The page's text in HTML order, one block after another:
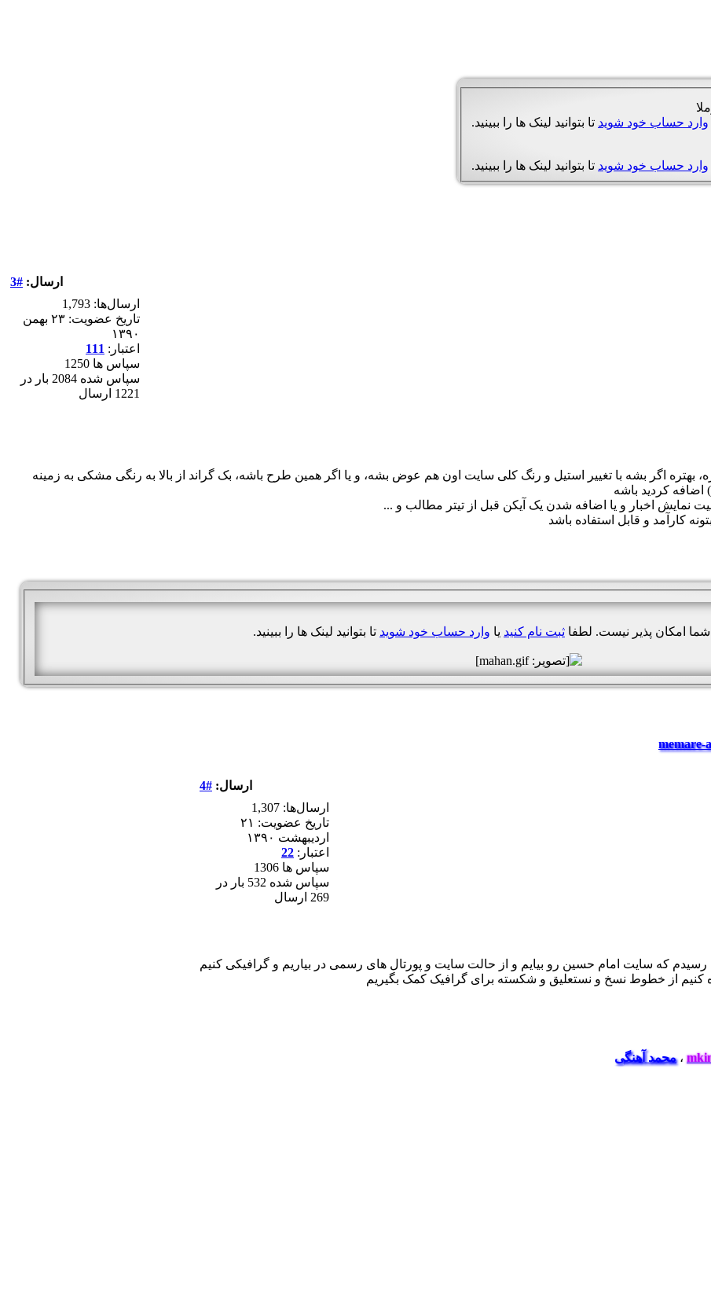
وارد حساب خود شوید تا بتوانید لینک ها را ببینید.
وارد حساب خود شوید تا بتوانید لینک ها را ببینید.
ارسال: #3
ارسال‌ها: 1,793
تاریخ عضویت: ۲۳ بهمن
۱۳۹۰
اعتبار: 111
سپاس ها 1250
سپاس شده 2084 بار در
1221 ارسال
بهتره اگر بشه با تغییر استیل و رنگ کلی سایت اون هم عوض بشه، و یا اگر همین طرح باشه، بک گراند از بالا به رنگی مشکی به زمینه
اضافه کردید باشه
نمایش اخبار و یا اضافه شدن یک آیکن قبل از تیتر مطالب و ...
کارآمد و قابل استفاده باشد
شما امکان پذیر نیست. لطفا ثبت نام کنید یا وارد حساب خود شوید تا بتوانید لینک ها را ببینید.
memare-
ارسال: #4
ارسال‌ها: 1,307
تاریخ عضویت: ۲۱
ارديبهشت ۱۳۹۰
اعتبار: 22
سپاس ها 1306
سپاس شده 532 بار در
269 ارسال
که سایت امام حسین رو بیایم و از حالت سایت و پورتال های رسمی در بیاریم و گرافیکی کنیم
کنیم از خطوط نسخ و نستعلیق و شکسته برای گرافیک کمک بگیریم
،محمد آهنگی